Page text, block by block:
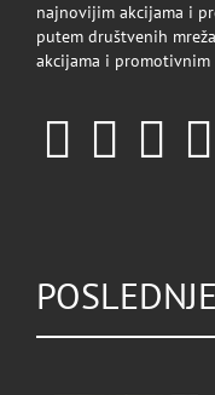
najnovijim akcijama i
putem društvenih
akcijama i promotivnim